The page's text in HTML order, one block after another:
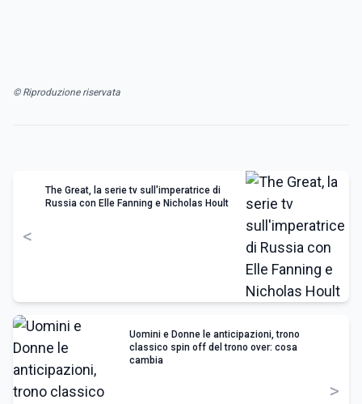
© Riproduzione riservata
<
The Great, la serie tv sull'imperatrice di
Russia con Elle Fanning e Nicholas Hoult
Uomini e Donne le anticipazioni, trono
classico spin off del trono over: cosa
cambia
>